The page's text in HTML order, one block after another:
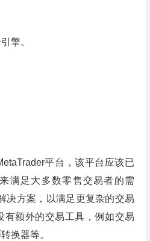
擎。
平台，该平台应该已
满足大多数零售交易者的需
决方案，以满足更复杂的交易
有额外的交易工具，例如交易
换器等。